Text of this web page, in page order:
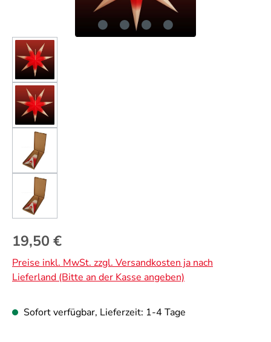
Regulärer Preis:
19,50 €
Preise inkl. MwSt. zzgl. Versandkosten ja nach
Lieferland (Bitte an der Kasse angeben)
Sofort verfügbar, Lieferzeit: 1-4 Tage